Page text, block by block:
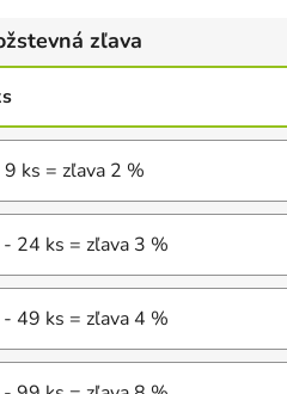
zľava
ks = zľava 2 %
24 ks = zľava 3 %
49 ks = zľava 4 %